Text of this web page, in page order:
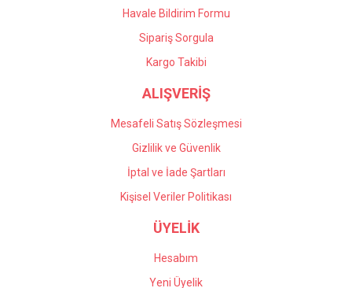
Gönder
Havale Bildirim Formu
Sipariş Sorgula
Kargo Takibi
ALIŞVERİŞ
Mesafeli Satış Sözleşmesi
Gizlilik ve Güvenlik
İptal ve İade Şartları
Kişisel Veriler Politikası
ÜYELİK
Hesabım
Yeni Üyelik